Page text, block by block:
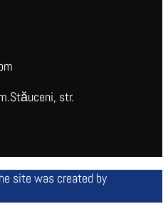
str.
site was created by